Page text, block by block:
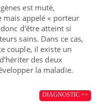
est muté,
appelé « porteur
d'être atteint si
sains. Dans ce cas,
couple, il existe un
des deux
la maladie.
DIAGNOSTIC >>